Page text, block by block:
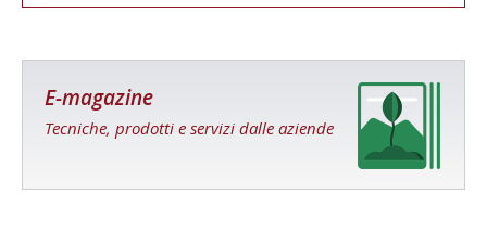
E-magazine
Tecniche, prodotti e servizi dalle aziende